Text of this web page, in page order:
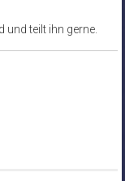
und teilt ihn gerne.